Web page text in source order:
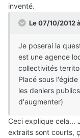
inventé.
Le 07/10/2012
Je poserai la
est une agence
collectivités
Placé sous
les deniers
d'augmenter)
Ceci explique cela...
extraits sont courts,